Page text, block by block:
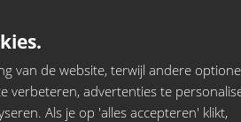
Cookie Policy
van:
van de website, terwijl andere
verbeteren, advertenties te
Als je op 'alles accepteren' klikt,